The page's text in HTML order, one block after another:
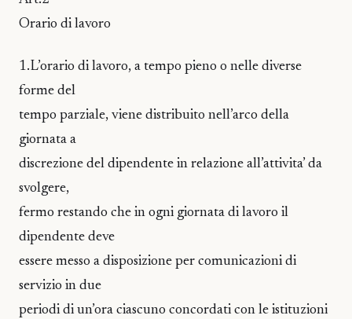
Orario di lavoro
1.L’orario di lavoro, a tempo pieno o nelle diverse
forme del
tempo parziale, viene distribuito nell’arco della
giornata a
discrezione del dipendente in relazione all’attivita’ da
svolgere,
fermo restando che in ogni giornata di lavoro il
dipendente deve
essere messo a disposizione per comunicazioni di
servizio in due
periodi di un’ora ciascuno concordati con le istituzioni